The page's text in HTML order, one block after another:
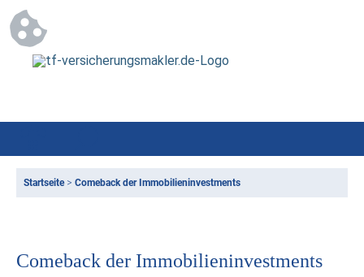
Startseite> Comeback der Immobilieninvestments
Comeback der Immobilieninvestments